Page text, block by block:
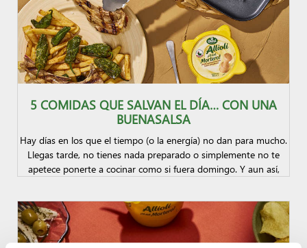
5 COMIDAS QUE SALVAN EL DÍA… CON UNA
BUENASALSA
Hay días en los que el tiempo (o la energía) no dan para mucho.
Llegas tarde, no tienes nada preparado o simplemente no te
apetece ponerte a cocinar como si fuera domingo. Y aun así,